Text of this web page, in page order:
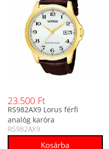
23.500 Ft
RS982AX9 Lorus férfi
analóg karóra
RS982AX9